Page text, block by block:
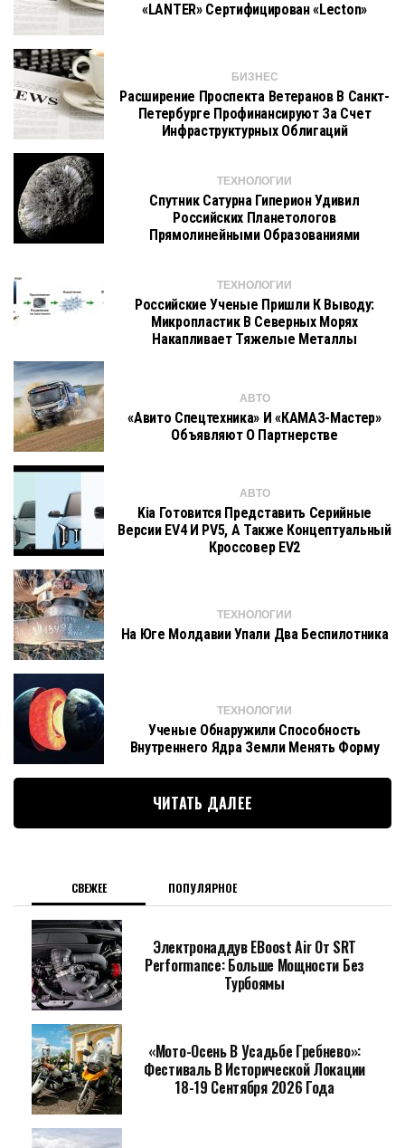
«LANTER» Сертифицирован «Lecton»
БИЗНЕС
Расширение Проспекта Ветеранов В Санкт-
Петербурге Профинансируют За Счет
Инфраструктурных Облигаций
ТЕХНОЛОГИИ
Спутник Сатурна Гиперион Удивил
Российских Планетологов
Прямолинейными Образованиями
ТЕХНОЛОГИИ
Российские Ученые Пришли К Выводу:
Микропластик В Северных Морях
Накапливает Тяжелые Металлы
АВТО
«Авито Спецтехника» И «КАМАЗ-Мастер»
Объявляют О Партнерстве
АВТО
Kia Готовится Представить Серийные
Версии EV4 И PV5, А Также Концептуальный
Кроссовер EV2
ТЕХНОЛОГИИ
На Юге Молдавии Упали Два Беспилотника
ТЕХНОЛОГИИ
Ученые Обнаружили Способность
Внутреннего Ядра Земли Менять Форму
ЧИТАТЬ ДАЛЕЕ
СВЕЖЕЕ ПОПУЛЯРНОЕ
Электронаддув EBoost Air От SRT
Performance: Больше Мощности Без
Турбоямы
«Мото-Осень В Усадьбе Гребнево»:
Фестиваль В Исторической Локации
18-19 Сентября 2026 Года